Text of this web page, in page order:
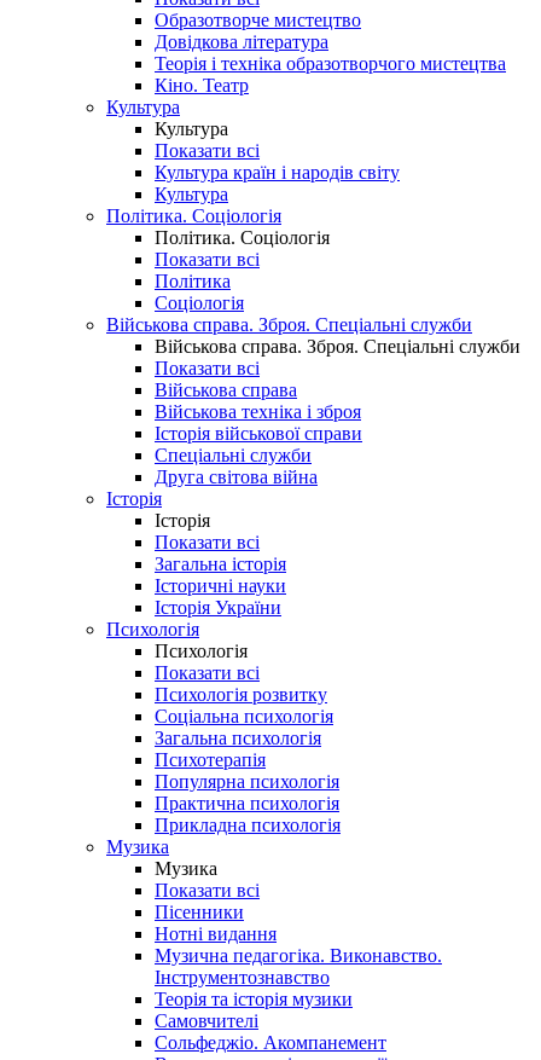
Образотворче мистецтво
Довідкова література
Теорія і техніка образотворчого мистецтва
Кіно. Театр
Культура
Культура
Показати всі
Культура країн і народів світу
Культура
Політика. Соціологія
Політика. Соціологія
Показати всі
Політика
Соціологія
Військова справа. Зброя. Спеціальні служби
Військова справа. Зброя. Спеціальні служби
Показати всі
Військова справа
Військова техніка і зброя
Історія військової справи
Спеціальні служби
Друга світова війна
Історія
Історія
Показати всі
Загальна історія
Історичні науки
Історія України
Психологія
Психологія
Показати всі
Психологія розвитку
Соціальна психологія
Загальна психологія
Психотерапія
Популярна психологія
Практична психологія
Прикладна психологія
Музика
Музика
Показати всі
Пісенники
Нотні видання
Музична педагогіка. Виконавство.
Інструментознавство
Теорія та історія музики
Самовчителі
Сольфеджіо. Акомпанемент